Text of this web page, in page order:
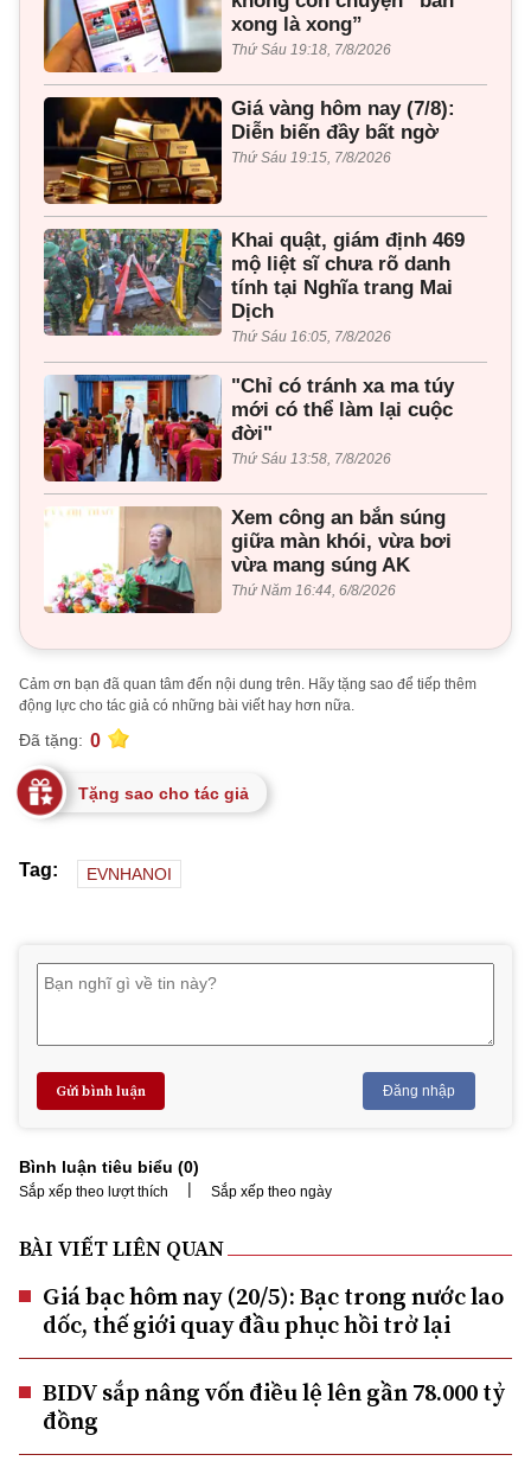
xong là xong”
Thứ Sáu 19:18, 7/8/2026
Giá vàng hôm nay (7/8):
Diễn biến đầy bất ngờ
Thứ Sáu 19:15, 7/8/2026
Khai quật, giám định 469
mộ liệt sĩ chưa rõ danh
tính tại Nghĩa trang Mai
Dịch
Thứ Sáu 16:05, 7/8/2026
"Chỉ có tránh xa ma túy
mới có thể làm lại cuộc
đời"
Thứ Sáu 13:58, 7/8/2026
Xem công an bắn súng
giữa màn khói, vừa bơi
vừa mang súng AK
Thứ Năm 16:44, 6/8/2026
Cảm ơn bạn đã quan tâm đến nội dung trên. Hãy tặng sao để tiếp thêm
động lực cho tác giả có những bài viết hay hơn nữa.
Đã tặng: 0
Tặng sao cho tác giả
Tag: EVNHANOI
Gửi bình luận Đăng nhập
Bình luận tiêu biểu (0)
Sắp xếp theo lượt thích | Sắp xếp theo ngày
BÀI VIẾT LIÊN QUAN
Giá bạc hôm nay (20/5): Bạc trong nước lao
dốc, thế giới quay đầu phục hồi trở lại
BIDV sắp nâng vốn điều lệ lên gần 78.000 tỷ
đồng